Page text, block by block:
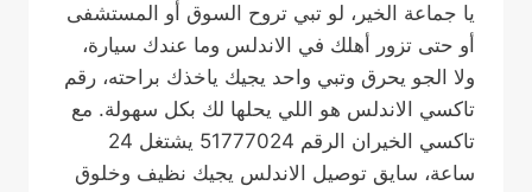
يا جماعة الخير، لو تبي تروح السوق أو المستشفى
أو حتى تزور أهلك في الاندلس وما عندك سيارة،
ولا الجو يحرق وتبي واحد يجيك ياخذك براحته، رقم
تاكسي الاندلس هو اللي يحلها لك بكل سهولة. مع
تاكسي الخيران الرقم 51777024 يشتغل 24
ساعة، سايق توصيل الاندلس يجيك نظيف وخلوق